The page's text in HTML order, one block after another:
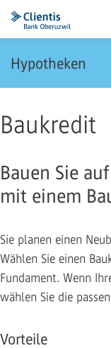
Hypotheken
Baukredit
Bauen Sie
mit einem
Sie planen einen
Wählen Sie einen
Fundament. Wenn
wählen Sie die
Vorteile